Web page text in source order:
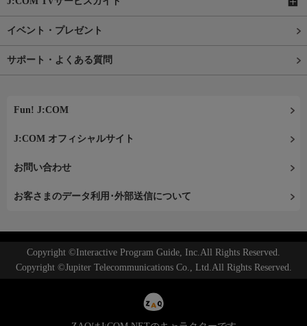
イベント・プレゼント
サポート・よくある質問
Fun! J:COM
J:COM オフィシャルサイト
お問い合わせ
お客さまのデータ利用･外部送信について
Copyright ©Interactive Program Guide, Inc.All Rights Reserved.
Copyright ©Jupiter Telecommunications Co., Ltd.All Rights Reserved.